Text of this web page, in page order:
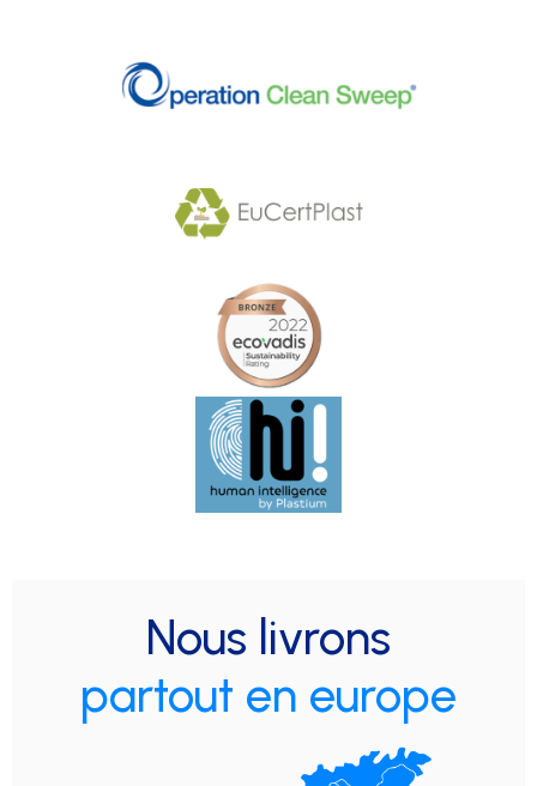
Nous livrons
partout en europe